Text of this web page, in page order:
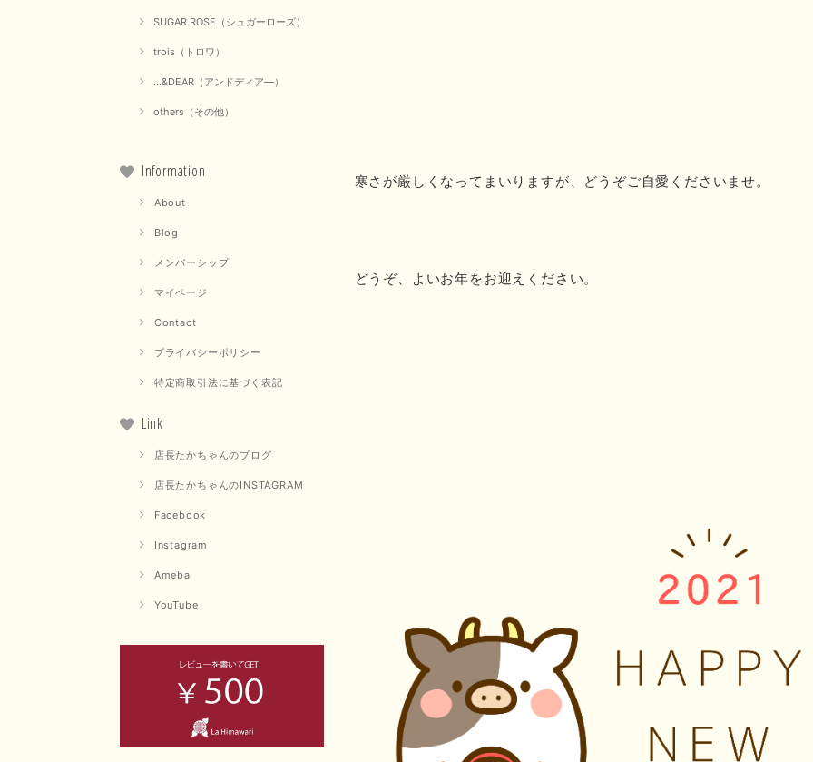
SUGAR ROSE（シュガーローズ）
trois（トロワ）
...&DEAR（アンドディア―）
others（その他）
Information
About
Blog
メンバーシップ
マイページ
Contact
プライバシーポリシー
特定商取引法に基づく表記
Link
店長たかちゃんのブログ
店長たかちゃんのINSTAGRAM
Facebook
Instagram
Ameba
YouTube
寒さが厳しくなってまいりますが、どうぞご自愛くださいませ。
どうぞ、よいお年をお迎えください。